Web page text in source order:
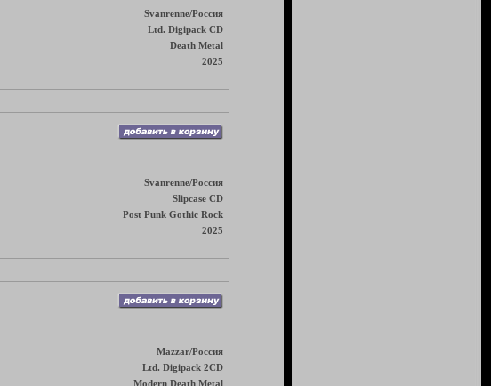
Svanrenne/Россия
Ltd. Digipack CD
Death Metal
2025
Svanrenne/Россия
Slipcase CD
Post Punk Gothic Rock
2025
Mazzar/Россия
Ltd. Digipack 2CD
Modern Death Metal